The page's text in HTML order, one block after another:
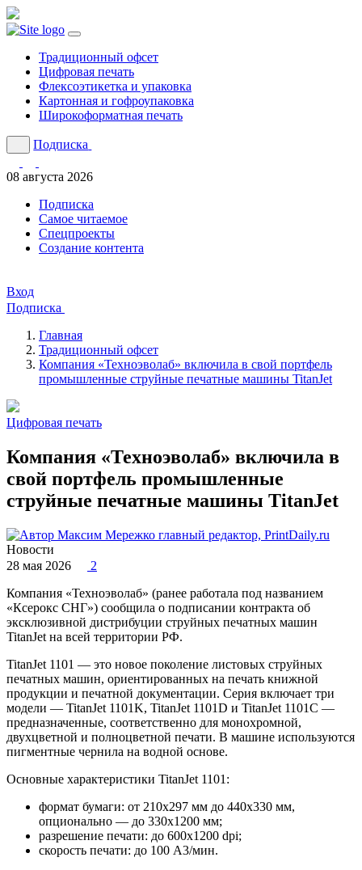
Традиционный офсет
Цифровая печать
Флексоэтикетка и упаковка
Картонная и гофроупаковка
Широкоформатная печать
Подписка
08 августа 2026
Подписка
Cамое читаемое
Спецпроекты
Создание контента
Вход
Подписка
Главная
Традиционный офсет
Компания «Техноэволаб» включила в свой портфель
промышленные струйные печатные машины TitanJet
Цифровая печать
Компания «Техноэволаб» включила в
свой портфель промышленные
струйные печатные машины TitanJet
Максим Мережко главный редактор, PrintDaily.ru
Новости
28 мая 2026
2
Компания «Техноэволаб» (ранее работала под названием
«Ксерокс СНГ») сообщила о подписании контракта об
эксклюзивной дистрибуции струйных печатных машин
TitanJet на всей территории РФ.
TitanJet 1101 — это новое поколение листовых струйных
печатных машин, ориентированных на печать книжной
продукции и печатной документации. Серия включает три
модели — TitanJet 1101K, TitanJet 1101D и TitanJet 1101C —
предназначенные, соответственно для монохромной,
двухцветной и полноцветной печати. В машине используются
пигментные чернила на водной основе.
Основные характеристики TitanJet 1101:
формат бумаги: от 210x297 мм до 440x330 мм,
опционально — до 330х1200 мм;
разрешение печати: до 600x1200 dpi;
скорость печати: до 100 A3/мин.